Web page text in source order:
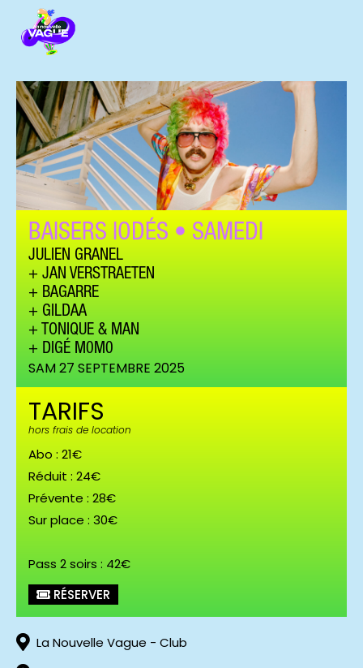
BAISERS IODÉS • SAMEDI
JULIEN GRANEL
JAN VERSTRAETEN
BAGARRE
GILDAA
TONIQUE & MAN
DIGÉ M0M0
SAM 27 SEPTEMBRE 2025
TARIFS
hors frais de location
Abo : 21€
Réduit : 24€
Prévente : 28€
Sur place : 30€
Pass 2 soirs : 42€
RÉSERVER
La Nouvelle Vague - Club